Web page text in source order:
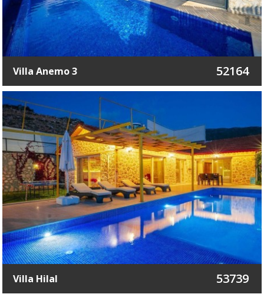
Villa Anemo 3 52164
Villa Hilal 53739